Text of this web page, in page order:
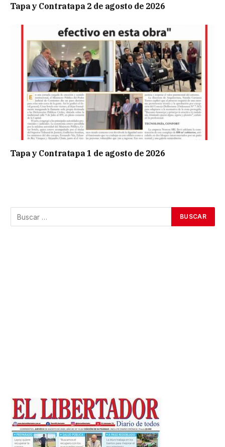
Tapa y Contratapa 2 de agosto de 2026
Tapa y Contratapa 1 de agosto de 2026